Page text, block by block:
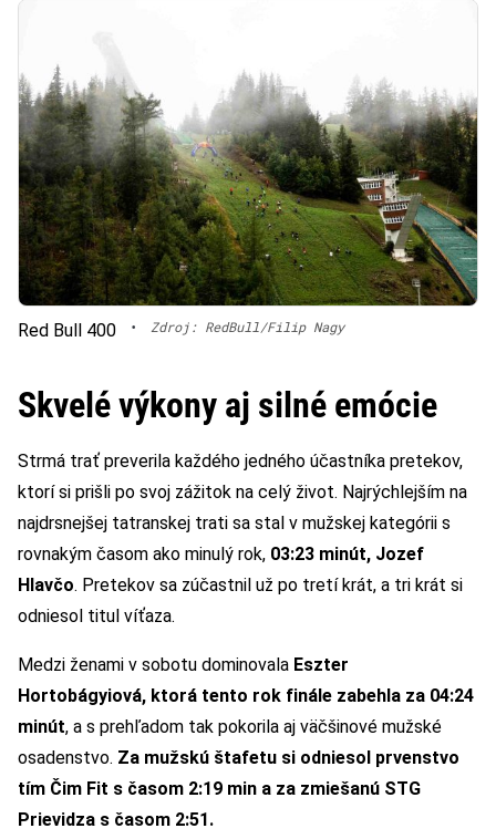
Red Bull 400 • Zdroj: RedBull/Filip Nagy
Skvelé výkony aj silné emócie
Strmá trať preverila každého jedného účastníka pretekov,
ktorí si prišli po svoj zážitok na celý život. Najrýchlejším na
najdrsnejšej tatranskej trati sa stal v mužskej kategórii s
rovnakým časom ako minulý rok, 03:23 minút, Jozef
Hlavčo. Pretekov sa zúčastnil už po tretí krát, a tri krát si
odniesol titul víťaza.
Medzi ženami v sobotu dominovala Eszter
Hortobágyiová, ktorá tento rok finále zabehla za 04:24
minút, a s prehľadom tak pokorila aj väčšinové mužské
osadenstvo. Za mužskú štafetu si odniesol prvenstvo
tím Čim Fit s časom 2:19 min a za zmiešanú STG
Prievidza s časom 2:51.